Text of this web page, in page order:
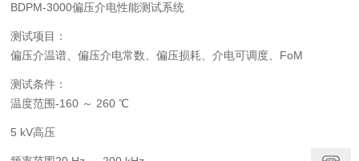
BDPM-3000偏压介电性能测试系统
测试项目：
偏压介温谱、偏压介电常数、偏压损耗、介电可调度、FoM
测试条件：
温度范围-160 ～ 260℃
5 kV高压